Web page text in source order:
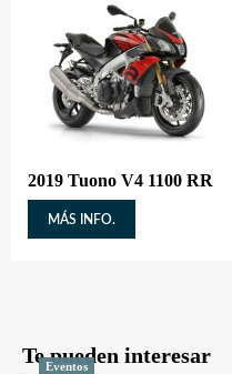
2019 Tuono V4 1100 RR
MÁS INFO.
Te pueden interesar
Eventos